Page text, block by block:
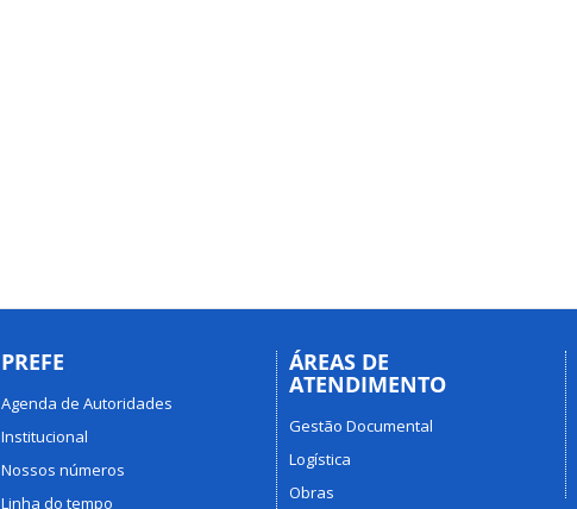
PREFE
Agenda de Autoridades
Institucional
Nossos números
Linha do tempo
ÁREAS DE
ATENDIMENTO
Gestão Documental
Logística
Obras